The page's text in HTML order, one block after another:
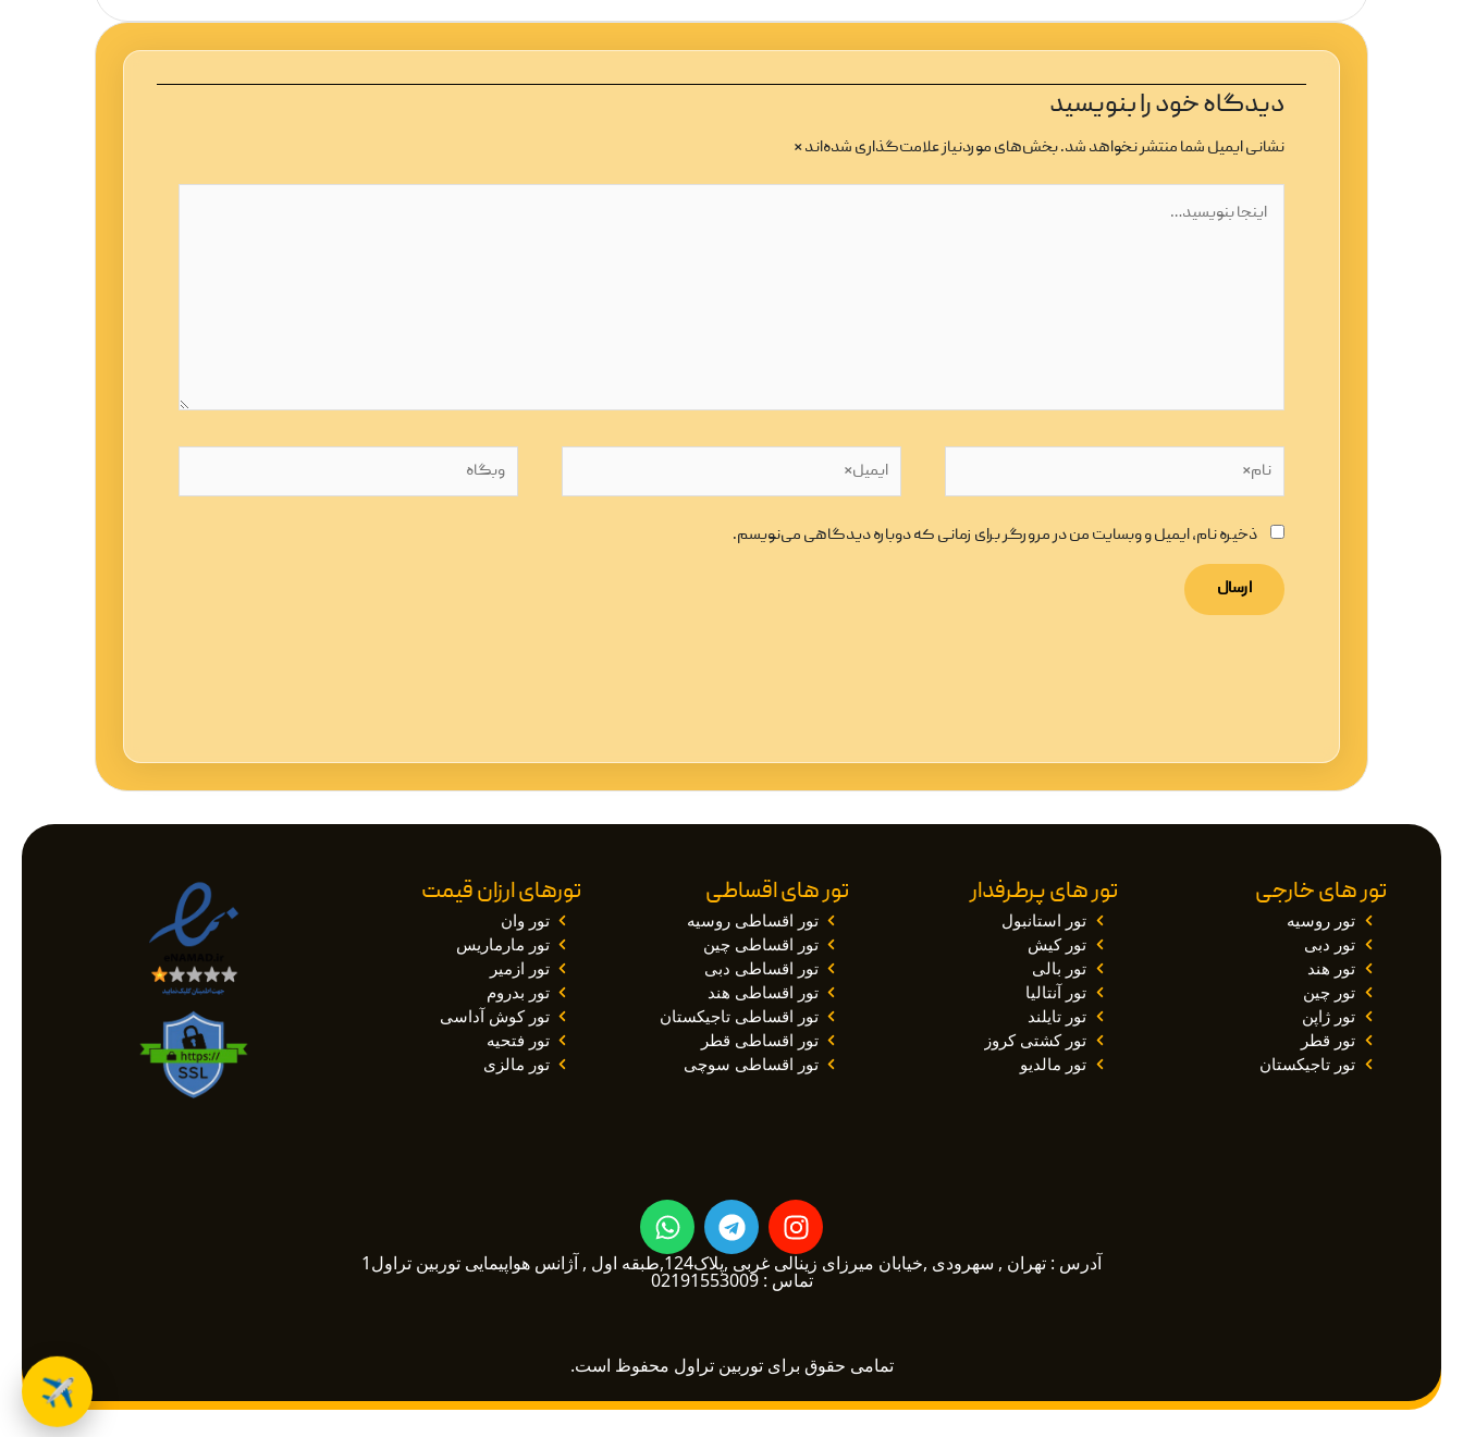
دیدگاه‌ خود را بنویسید
نشانی ایمیل شما منتشر نخواهد شد.بخش‌های موردنیاز علامت‌گذاری شده‌اند*
بنویسید…
وبگاه
ذخیره نام، ایمیل و وبسایت من در مرورگر برای زمانی که دوباره دیدگاهی می‌نویسم.
تور های خارجی
تور روسیه
تور دبی
تور هند
تور چین
تور ژاپن
تور قطر
تور تاجیکستان
تور های پرطرفدار
تور استانبول
تور کیش
تور بالی
تور آنتالیا
تور تایلند
تور کشتی کروز
تور مالدیو
تور های اقساطی
تور اقساطی روسیه
تور اقساطی چین
تور اقساطی دبی
تور اقساطی هند
تور اقساطی تاجیکستان
تور اقساطی قطر
تور اقساطی سوچی
تورهای ارزان قیمت
تور وان
تور مارماریس
تور ازمیر
تور بدروم
تور کوش آداسی
تور فتحیه
تور مالزی
I
n
s
t
g
r
a
T
e
l
e
a
m
W
h
a
t
p
p
آدرس : تهران , سهرودی ,خیابان میرزای زینالی غربی ,پلاک124,طبقه اول , آژانس هواپیمایی توربین تراول1
تماس : 02191553009
تمامی حقوق برای توربین تراول محفوظ است. ✈